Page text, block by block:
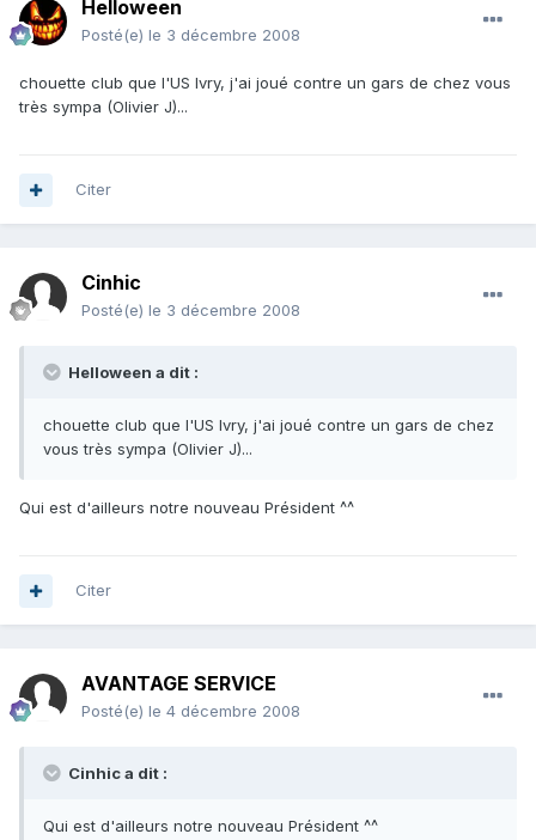
Helloween
Posté(e) le 3 décembre 2008
chouette club que l'US Ivry, j'ai joué contre un gars de chez vous
très sympa (Olivier J)...
Citer
Cinhic
Posté(e) le 3 décembre 2008
Helloween a dit :
chouette club que l'US Ivry, j'ai joué contre un gars de chez
vous très sympa (Olivier J)...
Qui est d'ailleurs notre nouveau Président ^^
Citer
AVANTAGE SERVICE
Posté(e) le 4 décembre 2008
Cinhic a dit :
Qui est d'ailleurs notre nouveau Président ^^